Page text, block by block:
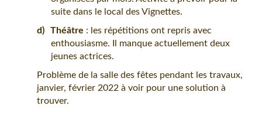
suite dans le local des Vignettes.
d)
Théâtre : les répétitions ont repris avec
enthousiasme. Il manque actuellement deux
jeunes actrices.
Problème de la salle des fêtes pendant les travaux,
janvier, février 2022 à voir pour une solution à
trouver.